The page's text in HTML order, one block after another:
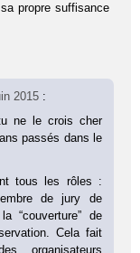
propre suffisance
2015 :
ne le crois cher
passés dans le
tous les rôles :
de jury de
“couverture” de
Cela fait
organisateurs